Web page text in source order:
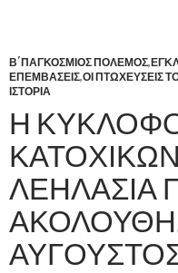
Β΄ΠΑΓΚΟΣΜΙΟΣ ΠΟΛΕΜΟΣ,
ΕΠΕΜΒΑΣΕΙΣ,ΟΙ ΠΤΩΧΕΥΣΕΙΣ
ΙΣΤΟΡΙΑ
Η
ΛΕΗΛΑΣΙΑ